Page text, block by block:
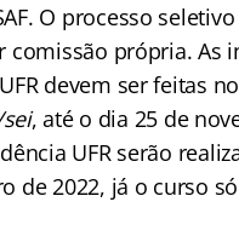
O processo
comissão própria. As
devem ser feitas no
, até o dia 25 de
UFR serão
de 2022, já o curso